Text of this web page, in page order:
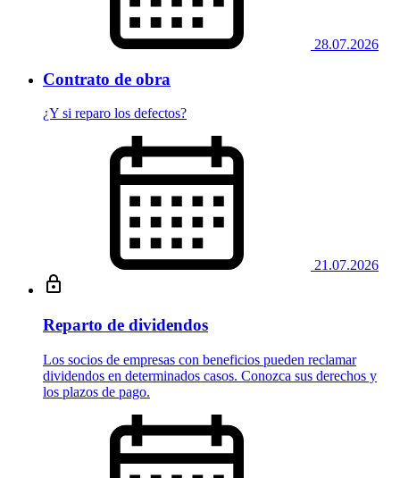
28.07.2026
Contrato de obra
¿Y si reparo los defectos?
21.07.2026
Reparto de dividendos
Los socios de empresas con beneficios pueden reclamar
dividendos en determinados casos. Conozca sus derechos y
los plazos de pago.